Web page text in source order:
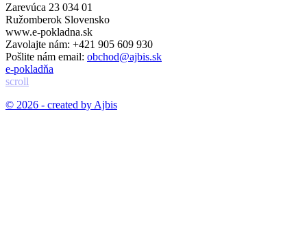
Zarevúca 23 034 01
Ružomberok Slovensko
www.e-pokladna.sk
Zavolajte nám: +421 905 609 930
Pošlite nám email: obchod@ajbis.sk
e-pokladňa
scroll
© 2026 - created by Ajbis